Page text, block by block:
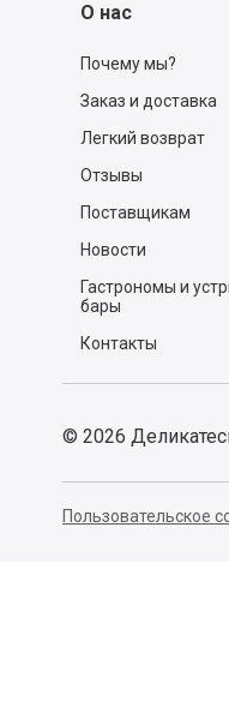
О нас
Почему мы?
Заказ и доставка
Легкий возврат
Отзывы
Поставщикам
Новости
Гастрономы и
бары
Контакты
© 2026
Пользовательское